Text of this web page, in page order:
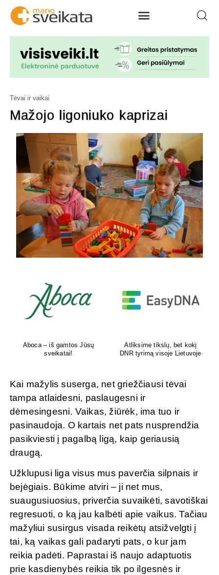
Tėvai ir vaikai
Mažojo ligoniuko kaprizai
Aboca – iš gamtos Jūsų
sveikatai!
Atliksime tikslų, bet kokį
DNR tyrimą visoje Lietuvoje
Kai mažylis suserga, net griežčiausi tėvai
tampa atlaidesni, paslaugesni ir
dėmesingesni. Vaikas, žiūrėk, ima tuo ir
pasinaudoja. O kartais net pats nusprendžia
pasikviesti į pagalbą ligą, kaip geriausią
draugą.
Užklupusi liga visus mus paverčia silpnais ir
bejėgiais. Būkime atviri – ji net mus,
suaugusiuosius, priverčia suvaikėti, savotiškai
regresuoti, o ką jau kalbėti apie vaikus. Tačiau
mažyliui susirgus visada reikėtų atsižvelgti į
tai, ką vaikas gali padaryti pats, o kur jam
reikia padėti. Paprastai iš naujo adaptuotis
prie kasdienybės reikia tik po ilgesnės ir